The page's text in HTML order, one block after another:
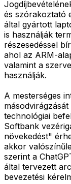
és szórakoztató
által gyártott
is használják
részesedéssel
ahol az ARM-
valamint a
használják.
A mesterséges
technológiai
Softbank
növekedést"
akkor
szerint a
által tervezett
bevezetési